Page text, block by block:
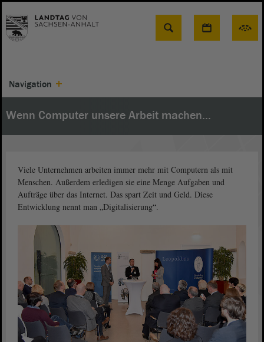
Suche
Navigation
Wenn Computer unsere Arbeit machen...
Viele Unternehmen arbeiten immer mehr mit Computern als mit
Menschen. Außerdem erledigen sie eine Menge Aufgaben und
Aufträge über das Internet. Das spart Zeit und Geld. Diese
Entwicklung nennt man „Digitalisierung“.